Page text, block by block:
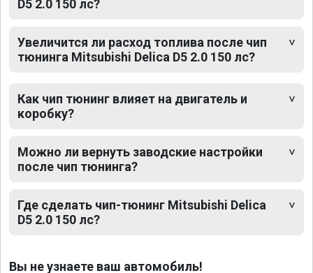
D5 2.0 150 лс?
Увеличится ли расход топлива после чип
тюнинга Mitsubishi Delica D5 2.0 150 лс?
Как чип тюнинг влияет на двигатель и
коробку?
Можно ли вернуть заводские настройки
после чип тюнинга?
Где сделать чип-тюнинг Mitsubishi Delica
D5 2.0 150 лс?
Вы не узнаете ваш автомобиль!